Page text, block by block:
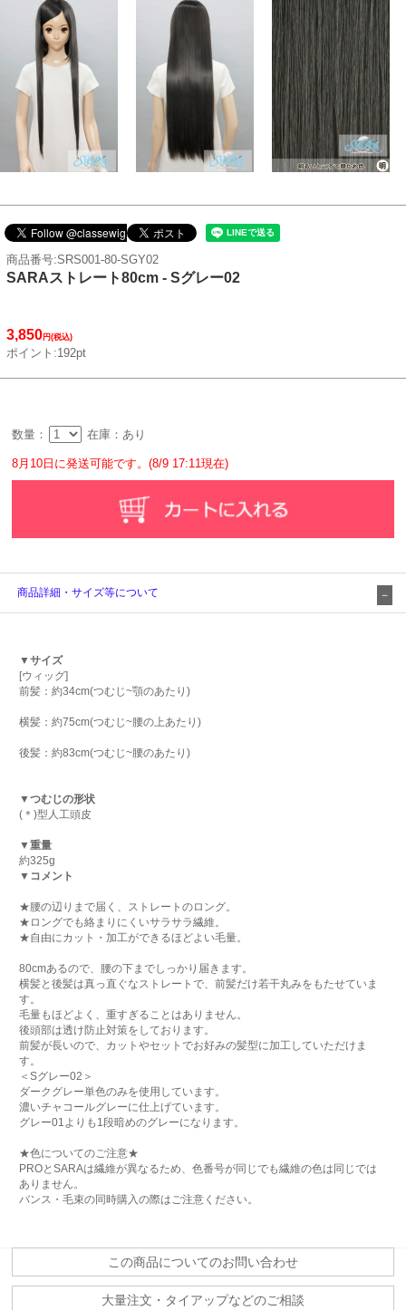
商品番号:SRS001-80-SGY02
SARAストレート80cm - Sグレー02
3,850円(税込)
ポイント:192pt
数量： 在庫：あり
8月10日に発送可能です。(8/9 17:11現在)
商品詳細・サイズ等について
▼サイズ
[ウィッグ]
前髪：約34cm(つむじ~顎のあたり)
横髪：約75cm(つむじ~腰の上あたり)
後髪：約83cm(つむじ~腰のあたり)
▼つむじの形状
(＊)型人工頭皮
▼重量
約325g
▼コメント
★腰の辺りまで届く、ストレートのロング。
★ロングでも絡まりにくいサラサラ繊維。
★自由にカット・加工ができるほどよい毛量。
80cmあるので、腰の下までしっかり届きます。
横髪と後髪は真っ直ぐなストレートで、前髪だけ若干丸みをもたせていま
す。
毛量もほどよく、重すぎることはありません。
後頭部は透け防止対策をしております。
前髪が長いので、カットやセットでお好みの髪型に加工していただけま
す。
＜Sグレー02＞
ダークグレー単色のみを使用しています。
濃いチャコールグレーに仕上げています。
グレー01よりも1段暗めのグレーになります。
★色についてのご注意★
PROとSARAは繊維が異なるため、色番号が同じでも繊維の色は同じでは
ありません。
バンス・毛束の同時購入の際はご注意ください。
この商品についてのお問い合わせ
大量注文・タイアップなどのご相談